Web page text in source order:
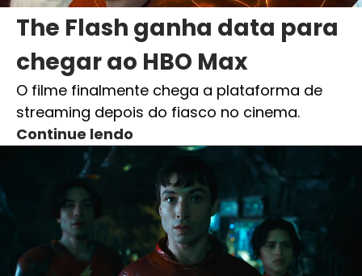
The Flash ganha data para
chegar ao HBO Max
O filme finalmente chega a plataforma de
streaming depois do fiasco no cinema.
Continue lendo